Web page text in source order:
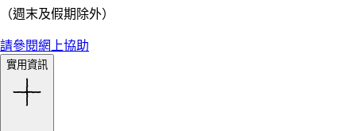
（週末及假期除外）
請參閱網上協助
實用資訊